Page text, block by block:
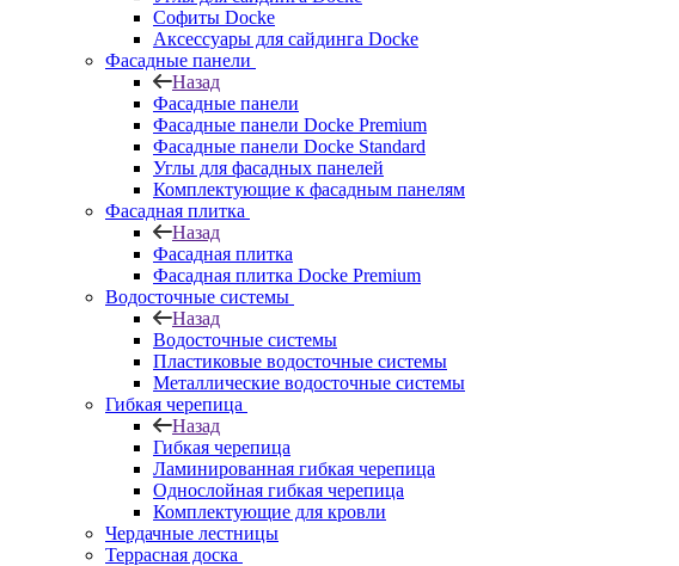
Софиты Docke
Аксессуары для сайдинга Docke
Фасадные панели
Назад
Фасадные панели
Фасадные панели Docke Premium
Фасадные панели Docke Standard
Углы для фасадных панелей
Комплектующие к фасадным панелям
Фасадная плитка
Назад
Фасадная плитка
Фасадная плитка Docke Premium
Водосточные системы
Назад
Водосточные системы
Пластиковые водосточные системы
Металлические водосточные системы
Гибкая черепица
Назад
Гибкая черепица
Ламинированная гибкая черепица
Однослойная гибкая черепица
Комплектующие для кровли
Чердачные лестницы
Террасная доска